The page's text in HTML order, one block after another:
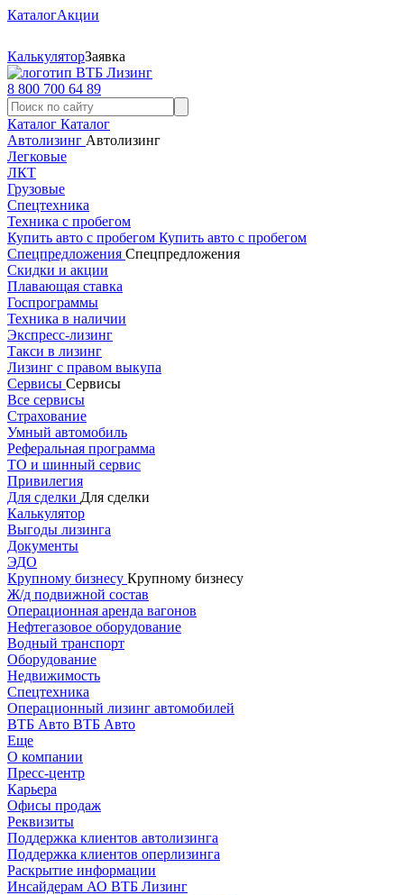
КаталогАкции
КалькуляторЗаявка
8 800 700 64 89
Каталог Каталог
Автолизинг Автолизинг
Легковые
ЛКТ
Грузовые
Спецтехника
Техника с пробегом
Купить авто с пробегом Купить авто с пробегом
Спецпредложения Спецпредложения
Скидки и акции
Плавающая ставка
Госпрограммы
Техника в наличии
Экспресс-лизинг
Такси в лизинг
Лизинг с правом выкупа
Сервисы Сервисы
Все сервисы
Страхование
Умный автомобиль
Реферальная программа
ТО и шинный сервис
Привилегия
Для сделки Для сделки
Калькулятор
Выгоды лизинга
Документы
ЭДО
Крупному бизнесу Крупному бизнесу
Ж/д подвижной состав
Операционная аренда вагонов
Нефтегазовое оборудование
Водный транспорт
Оборудование
Недвижимость
Спецтехника
Операционный лизинг автомобилей
ВТБ Авто ВТБ Авто
Еще
О компании
Пресс-центр
Карьера
Офисы продаж
Реквизиты
Поддержка клиентов автолизинга
Поддержка клиентов оперлизинга
Раскрытие информации
Инсайдерам АО ВТБ Лизинг